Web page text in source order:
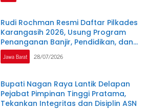
Rudi Rochman Resmi Daftar Pilkades
Karangasih 2026, Usung Program
Penanganan Banjir, Pendidikan, dan
Kesejahteraan Guru Ngaji
Jawa Barat 28/07/2026
Bupati Nagan Raya Lantik Delapan
Pejabat Pimpinan Tinggi Pratama,
Tekankan Integritas dan Disiplin ASN